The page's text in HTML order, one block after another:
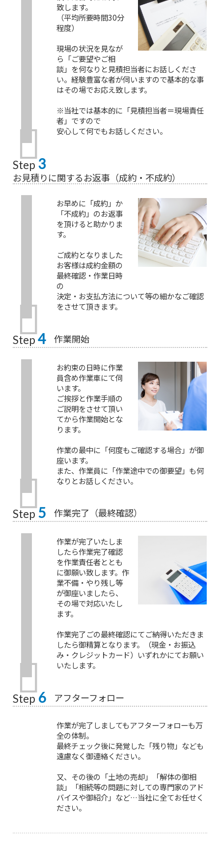
致します。
（平均所要時間30分
程度）
現場の状況を見なが
ら「ご要望やご相
談」を何なりと見積担当者にお話しくださ
い。経験豊富な者が伺いますので基本的な事
はその場でお応え致します。
※当社では基本的に「見積担当者＝現場責任
者」ですので
安心して何でもお話しください。
Step 3
お見積りに関するお返事（成約・不成約）
お早めに「成約」か
「不成約」のお返事
を頂けると助かりま
す。
ご成約となりました
お客様は成約金額の
最終確認・作業日時
の
決定・お支払方法について等の細かなご確認
をさせて頂きます。
Step 4 作業開始
お約束の日時に作業
員含め作業車にて伺
います。
ご挨拶と作業手順の
ご説明をさせて頂い
てから作業開始とな
ります。
作業の最中に「何度もご確認する場合」が御
座います。
また、作業員に「作業途中での御要望」も何
なりとお話しください。
Step 5 作業完了（最終確認）
作業が完了いたしま
したら作業完了確認
を作業責任者ととも
に御願い致します。作
業不備・やり残し等
が御座いましたら、
その場で対応いたし
ます。
作業完了ごの最終確認にてご納得いただきま
したら御精算となります。（現金・お振込
み・クレジットカード）いずれかにてお願い
いたします。
Step 6 アフターフォロー
作業が完了しましてもアフターフォローも万
全の体制。
最終チェック後に発覚した「残り物」なども
遠慮なく御連絡ください。
又、その後の「土地の売却」「解体の御相
談」「相続等の問題に対しての専門家のアド
バイスや御紹介」など…当社に全てお任せく
ださい。